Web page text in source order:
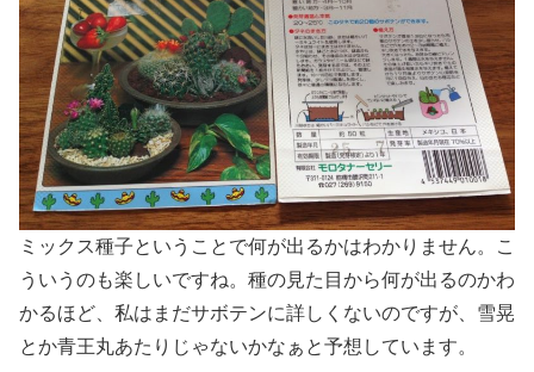
ミックス種子ということで何が出るかはわかりません。こ
ういうのも楽しいですね。種の見た目から何が出るのかわ
かるほど、私はまだサボテンに詳しくないのですが、雪晃
とか青王丸あたりじゃないかなぁと予想しています。